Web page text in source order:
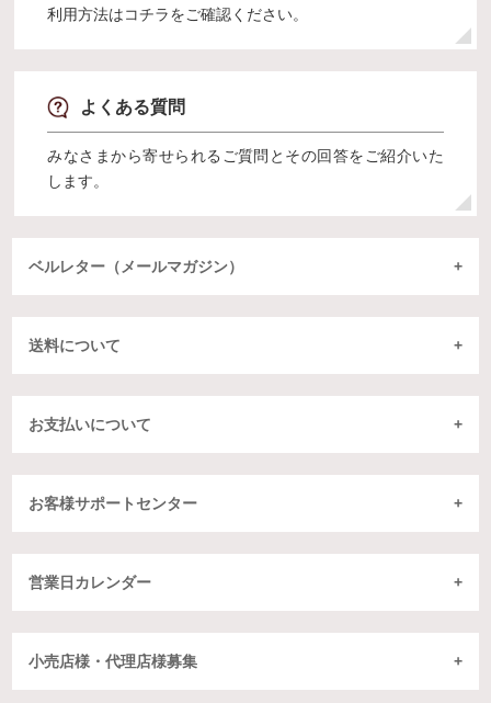
利用方法はコチラをご確認ください。
よくある質問
みなさまから寄せられるご質問とその回答をご紹介いた
します。
ベルレター（メールマガジン）
送料について
お支払いについて
お客様サポートセンター
営業日カレンダー
小売店様・代理店様募集